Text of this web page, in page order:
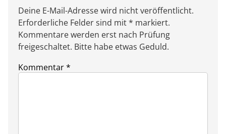
Deine E-Mail-Adresse wird nicht veröffentlicht.
Erforderliche Felder sind mit * markiert.
Kommentare werden erst nach Prüfung
freigeschaltet. Bitte habe etwas Geduld.
Kommentar*